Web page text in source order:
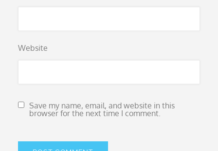
Website
Save my name, email, and website in this
browser for the next time I comment.